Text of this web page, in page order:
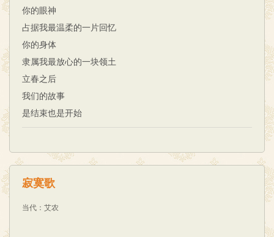
你的眼神
占据我最温柔的一片回忆
你的身体
隶属我最放心的一块领土
立春之后
我们的故事
是结束也是开始
寂寞歌
当代 ： 艾农